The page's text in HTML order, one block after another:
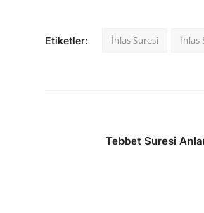
Etiketler: İhlas Suresi İhlas
Tebbet Suresi